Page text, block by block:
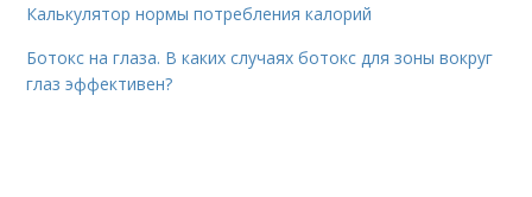
Калькулятор нормы потребления калорий
Ботокс на глаза. В каких случаях ботокс для зоны вокруг
глаз эффективен?